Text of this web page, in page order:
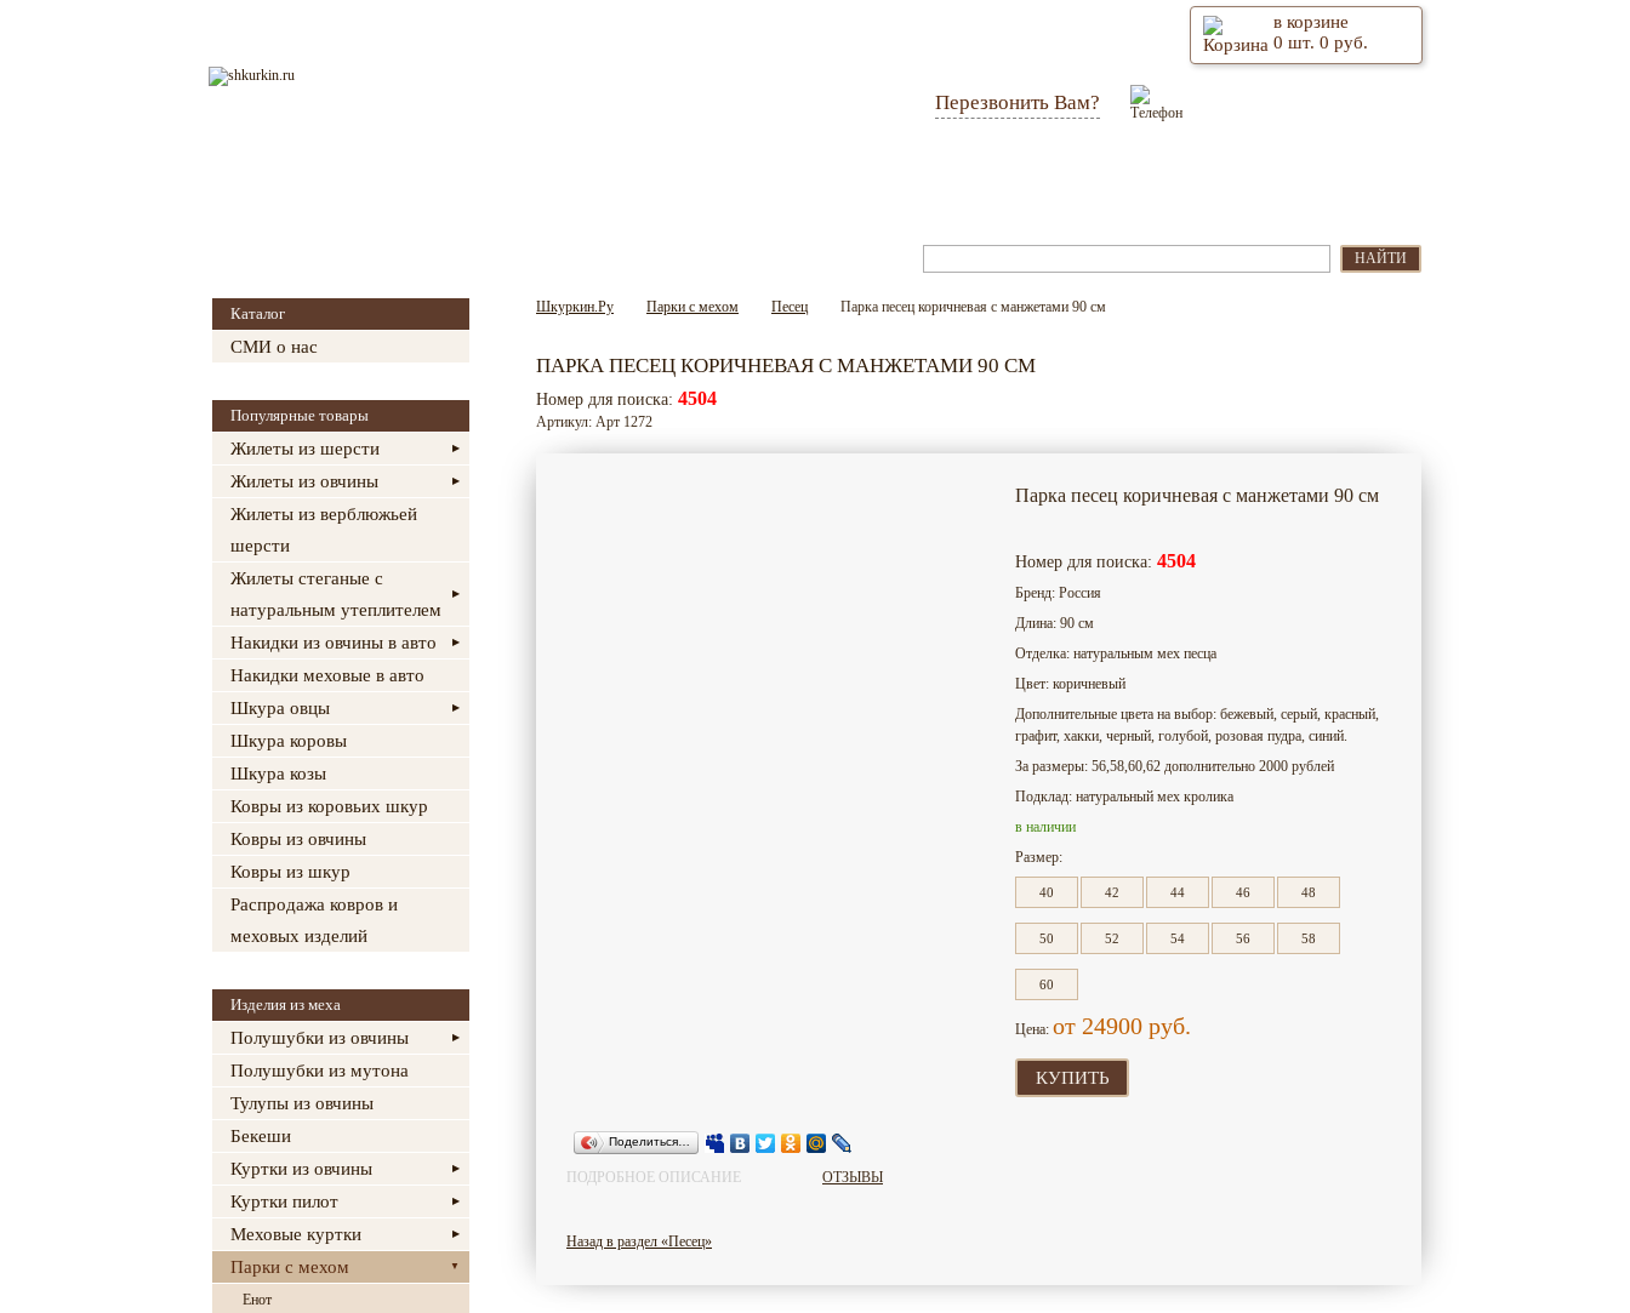
Перезвонить Вам?
в корзине
0 шт. 0 руб.
НАЙТИ
Каталог
СМИ о нас
Популярные товары
Жилеты из шерсти
Жилеты из овчины
Жилеты из верблюжьей
шерсти
Жилеты стеганые с
натуральным утеплителем
Накидки из овчины в авто
Накидки меховые в авто
Шкура овцы
Шкура коровы
Шкура козы
Ковры из коровьих шкур
Ковры из овчины
Ковры из шкур
Распродажа ковров и
меховых изделий
Изделия из меха
Полушубки из овчины
Полушубки из мутона
Тулупы из овчины
Бекеши
Куртки из овчины
Куртки пилот
Меховые куртки
Парки с мехом
Енот
Шкуркин.Ру Парки с мехом Песец Парка песец коричневая с манжетами 90 см
ПАРКА ПЕСЕЦ КОРИЧНЕВАЯ С МАНЖЕТАМИ 90 СМ
Номер для поиска: 4504
Артикул: Арт 1272
Парка песец коричневая с манжетами 90 см
Номер для поиска: 4504
Бренд: Россия
Длина: 90 см
Отделка: натуральным мех песца
Цвет: коричневый
Дополнительные цвета на выбор: бежевый, серый, красный,
графит, хакки, черный, голубой, розовая пудра, синий.
За размеры: 56,58,60,62 дополнительно 2000 рублей
Подклад: натуральный мех кролика
в наличии
Размер:
40 42 44 46 48
50 52 54 56 58
60
Цена: от 24900 руб.
КУПИТЬ
Поделиться…
ПОДРОБНОЕ ОПИСАНИЕ ОТЗЫВЫ
Назад в раздел «Песец»